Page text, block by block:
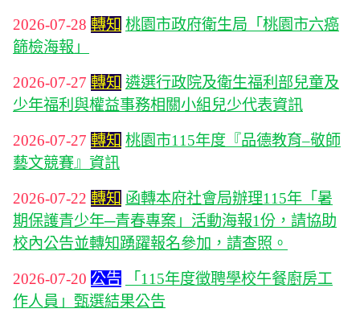
2026-07-28 轉知 桃園市政府衛生局「桃園市六癌
篩檢海報」
2026-07-27 轉知 遴選行政院及衛生福利部兒童及
少年福利與權益事務相關小組兒少代表資訊
2026-07-27 轉知 桃園市115年度『品德教育–敬師
藝文競賽』資訊
2026-07-22 轉知 函轉本府社會局辦理115年「暑
期保護青少年─青春專案」活動海報1份，請協助
校內公告並轉知踴躍報名參加，請查照。
2026-07-20 公告
「115年度徵聘學校午餐廚房工
作人員」甄選結果公告